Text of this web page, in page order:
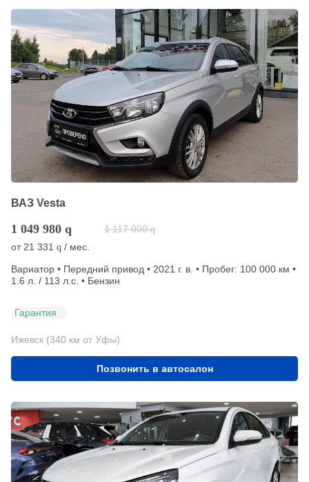
ВАЗ Vesta
1 049 980 q 1 117 000 q
от 21 331 q / мес.
Вариатор • Передний привод • 2021 г. в. • Пробег: 100 000 км •
1.6 л. / 113 л.с. • Бензин
Гарантия
Ижевск (340 км от Уфы)
Позвонить в автосалон